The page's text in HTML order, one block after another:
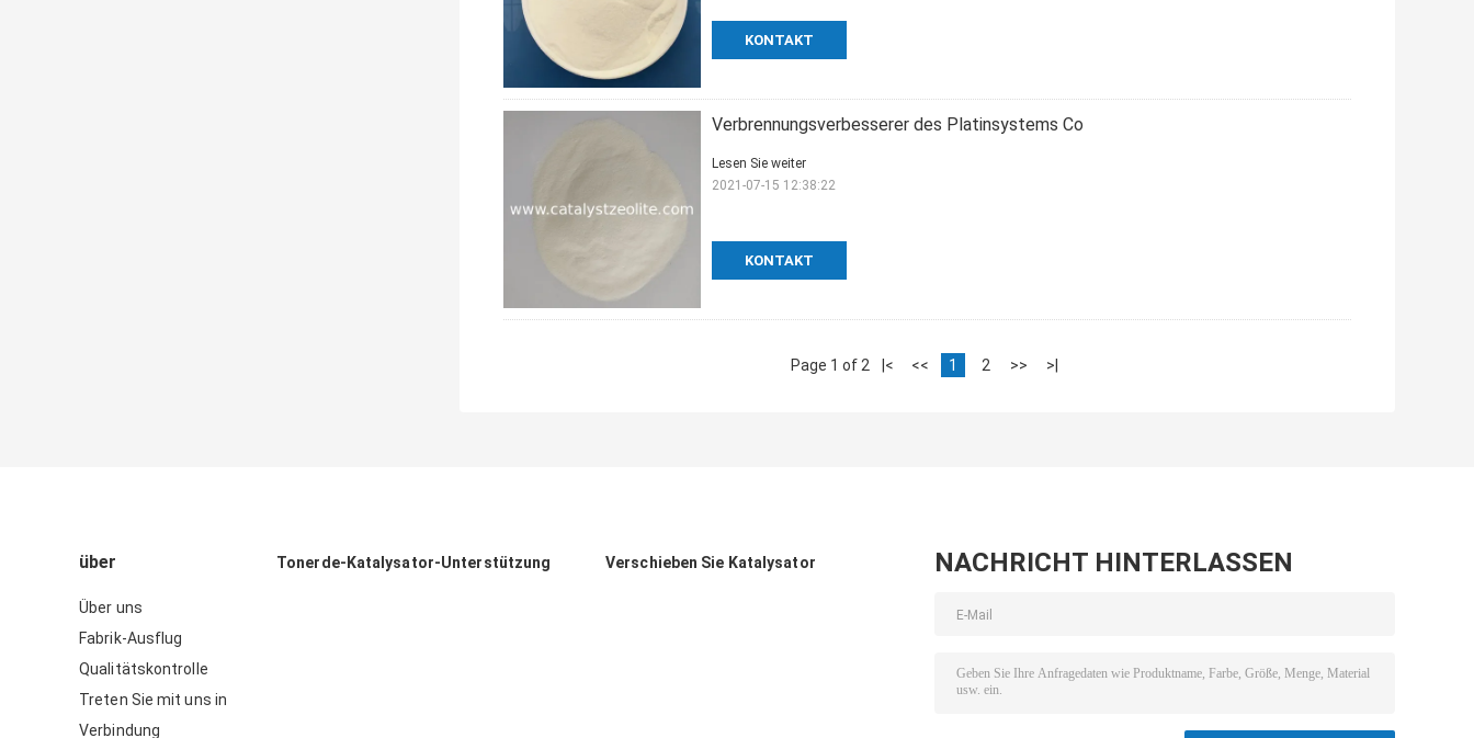
KONTAKT
Verbrennungsverbesserer des Platinsystems Co
KONTAKT
Lesen Sie weiter
2021-07-15 12:38:22
Page 1 of 2 |< << 1 2 >> >|
über
Über uns
Fabrik-Ausflug
Qualitätskontrolle
Treten Sie mit uns in
Verbindung
Tonerde-Katalysator-Unterstützung Verschieben Sie Katalysator NACHRICHT HINTERLASSEN